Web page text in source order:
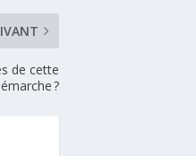
de cette
?